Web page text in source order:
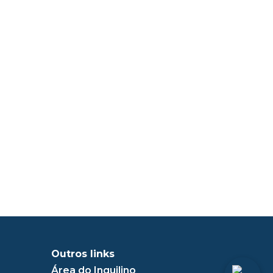
Outros links
Área do Inquilino